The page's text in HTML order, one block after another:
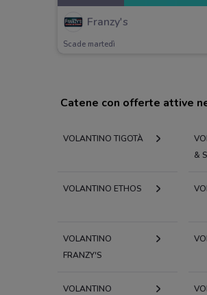
Franzy's
Scade martedì
Catene con offerte attive
VOLANTINO TIGOTÀ
&
VOLANTINO ETHOS
VOLANTINO
FRANZY'S
VOLANTINO